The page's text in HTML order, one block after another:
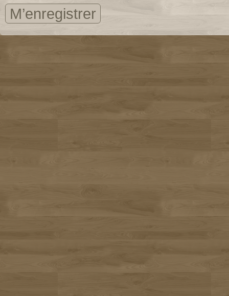
M’enregistrer